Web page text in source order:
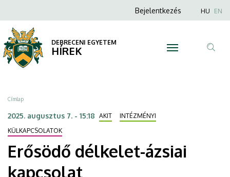
délkelet-
ázsiai
kapcsolat
DEBRECENI
EGYETEM
a
tartalomra
Anonim
menüje
Bejelentkezés HU EN
DEBRECENI EGYETEM
HÍREK
Morzsa
Címlap
2025. augusztus 7. - 15:18 AKIT
INTÉZMÉNYI
KÜLKAPCSOLATOK
Erősödő délkelet-ázsiai
kapcsolat